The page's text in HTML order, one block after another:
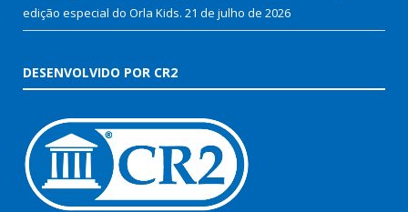
edição especial do Orla Kids. 21 de julho de 2026
DESENVOLVIDO POR CR2